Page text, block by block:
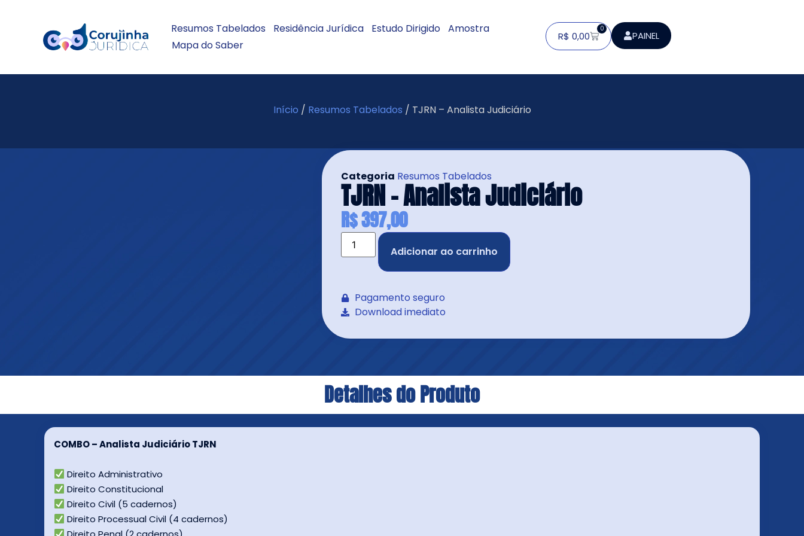
Resumos Tabelados Residência Jurídica Estudo Dirigido Amostra
Mapa do Saber
R$ 0,00
0
PAINEL
Início / Resumos Tabelados / TJRN – Analista Judiciário
Categoria Resumos Tabelados
TJRN – Analista Judiciário
R$397,00
Adicionar ao carrinho
Pagamento seguro
Download imediato
Detalhes do Produto
COMBO – Analista Judiciário TJRN
Direito Administrativo
Direito Constitucional
Direito Civil (5 cadernos)
Direito Processual Civil (4 cadernos)